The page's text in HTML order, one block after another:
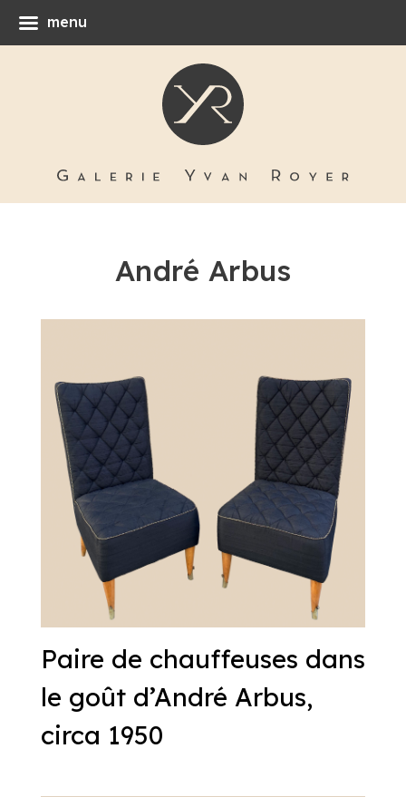
André Arbus
Paire de chauffeuses dans
le goût d’André Arbus,
circa 1950
menu